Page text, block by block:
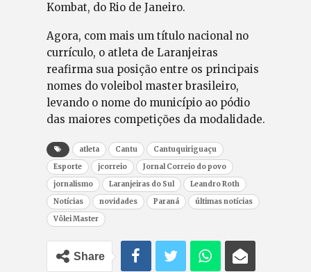
Kombat, do Rio de Janeiro.
Agora, com mais um título nacional no
currículo, o atleta de Laranjeiras
reafirma sua posição entre os principais
nomes do voleibol master brasileiro,
levando o nome do município ao pódio
das maiores competições da modalidade.
atleta Cantu
Cantuquiriguaçu
Esporte
jcorreio
Jornal Correio do povo
jornalismo
Laranjeiras do Sul
Leandro Roth
Notícias
novidades Paraná
últimas notícias
Vôlei Master
Share